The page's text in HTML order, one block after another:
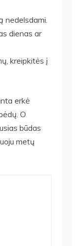
nedelsdami.
dienas ar
kreipkitės į
erkė
O
būdas
metų